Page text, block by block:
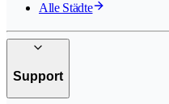
Alle Städte
Support